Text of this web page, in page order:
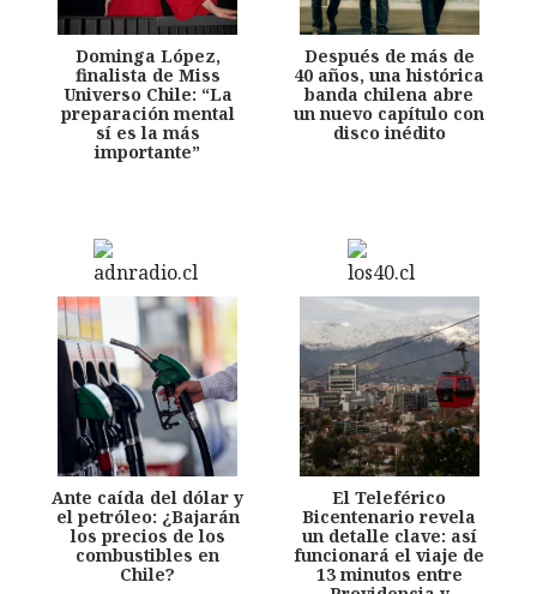
Dominga López,
finalista de Miss
Universo Chile: “La
preparación mental
sí es la más
importante”
Después de más de
40 años, una histórica
banda chilena abre
un nuevo capítulo con
disco inédito
Ante caída del dólar y
el petróleo: ¿Bajarán
los precios de los
combustibles en
Chile?
El Teleférico
Bicentenario revela
un detalle clave: así
funcionará el viaje de
13 minutos entre